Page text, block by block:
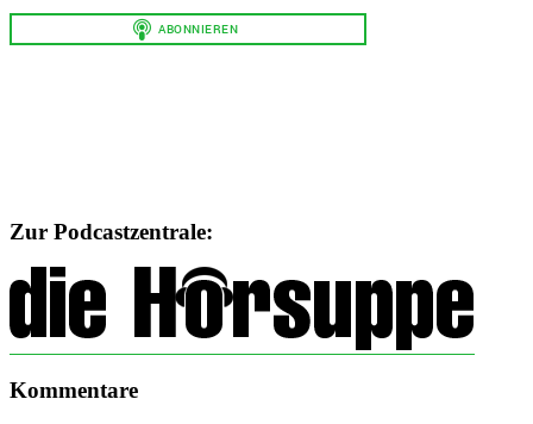
Zur Podcastzentrale:
Kommentare